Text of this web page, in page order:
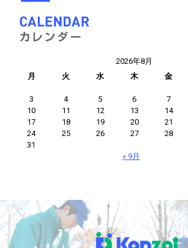
2026年8月
月
火 水 木 金
3
4 5 6 7
10
11 12 13 14
17
18 19 20 21
24
25 26 27 28
31
« 9月